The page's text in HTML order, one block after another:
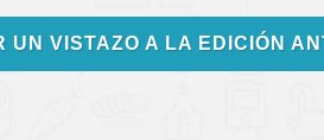
UN VISTAZO A LA EDICIÓN